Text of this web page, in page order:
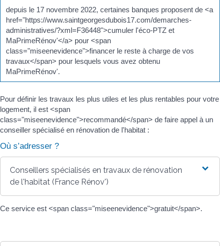
depuis le 17 novembre 2022, certaines banques proposent de <a
href="https://www.saintgeorgesdubois17.com/demarches-
administratives/?xml=F36448">cumuler l'éco-PTZ et
MaPrimeRénov'</a> pour <span
class="miseenevidence">financer le reste à charge de vos
travaux</span> pour lesquels vous avez obtenu
MaPrimeRénov'.
Pour définir les travaux les plus utiles et les plus rentables pour votre
logement, il est <span
class="miseenevidence">recommandé</span> de faire appel à un
conseiller spécialisé en rénovation de l'habitat :
Où s’adresser ?
Conseillers spécialisés en travaux de rénovation
de l'habitat (France Rénov')
Ce service est <span class="miseenevidence">gratuit</span>.